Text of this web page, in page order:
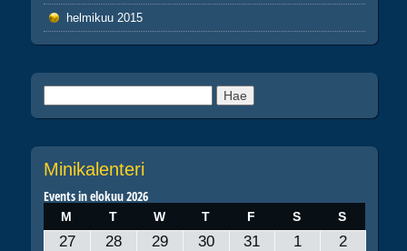
helmikuu 2015
Minikalenteri
Events in elokuu 2026
M MAANANTAI
TTIISTAIWKESKIVIIKKO
TTORSTAI
F PERJANTAI
SLAUANTAI
S
2727.7.2026
2828.7.2026
2929.7.2026
3030.7.2026
31 31.7.2026
1 1.8.2026
22.8.2026